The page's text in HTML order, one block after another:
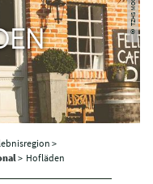
>
> Hofläden